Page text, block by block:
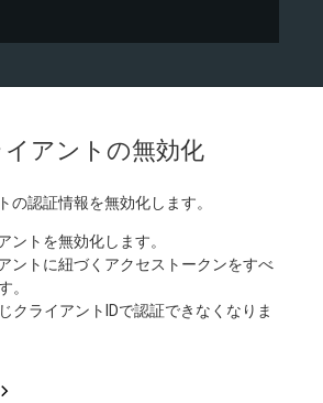
アントの無効化
の認証情報を無効化します。
ントを無効化します。
ントに紐づくアクセストークンをすべ
。
クライアントIDで認証できなくなりま